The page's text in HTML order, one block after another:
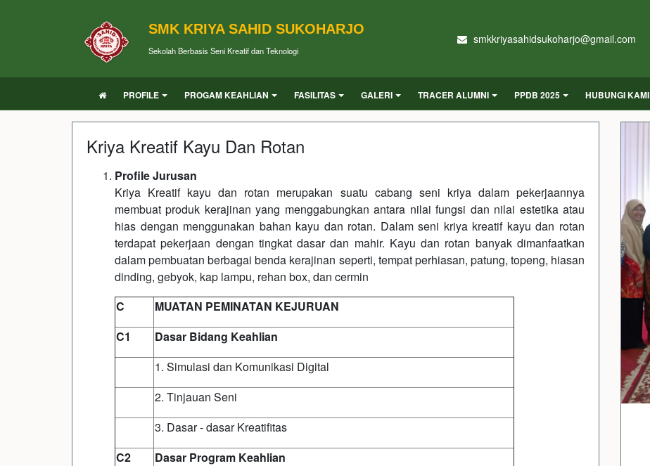
SMK KRIYA SAHID SUKOHARJO
Sekolah Berbasis Seni Kreatif dan Teknologi
smkkriyasahidsukoharjo@gmail.com
PROFILE PROGAM KEAHLIAN FASILITAS GALERI TRACER ALUMNI PPDB 2025 HUBUNGI KAMI
Kriya Kreatif Kayu Dan Rotan
Profile Jurusan
Kriya Kreatif kayu dan rotan merupakan suatu cabang seni kriya dalam pekerjaannya
membuat produk kerajinan yang menggabungkan antara nilai fungsi dan nilai estetika atau
hias dengan menggunakan bahan kayu dan rotan. Dalam seni kriya kreatif kayu dan rotan
terdapat pekerjaan dengan tingkat dasar dan mahir. Kayu dan rotan banyak dimanfaatkan
dalam pembuatan berbagai benda kerajinan seperti, tempat perhiasan, patung, topeng, hiasan
dinding, gebyok, kap lampu, rehan box, dan cermin
C
MUATAN PEMINATAN KEJURUAN
C1
Dasar Bidang Keahlian
1. Simulasi dan Komunikasi Digital
2. Tinjauan Seni
3. Dasar - dasar Kreatifitas
C2
Dasar Program Keahlian